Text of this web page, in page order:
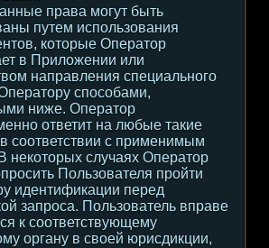
права могут быть
путем использования
которые Оператор
в Приложении или
направления специального
способами,
ниже. Оператор
ответит на любые такие
соответствии с применимым
некоторых случаях Оператор
Пользователя пройти
идентификации перед
запроса. Пользователь вправе
к соответствующему
органу в своей юрисдикции,